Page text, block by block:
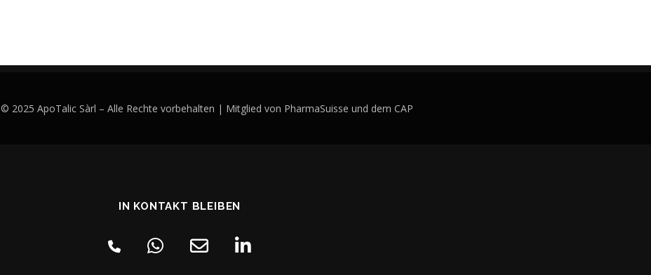
© 2025 ApoTalic Sàrl – Alle Rechte vorbehalten | Mitglied von PharmaSuisse und dem CAP
IN KONTAKT BLEIBEN